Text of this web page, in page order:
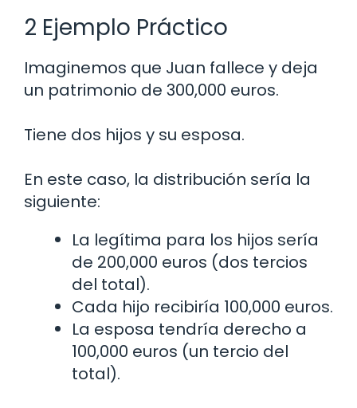
2 Ejemplo Práctico
Imaginemos que Juan fallece y deja
un patrimonio de 300,000 euros.
Tiene dos hijos y su esposa.
En este caso, la distribución sería la
siguiente:
La legítima para los hijos sería
de 200,000 euros (dos tercios
del total).
Cada hijo recibiría 100,000 euros.
La esposa tendría derecho a
100,000 euros (un tercio del
total).